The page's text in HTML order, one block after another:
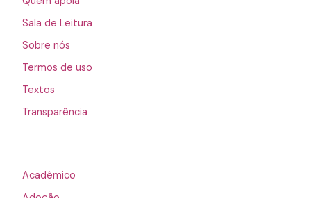
Sala de Leitura
Sobre nós
Termos de uso
Textos
Transparência
Acadêmico